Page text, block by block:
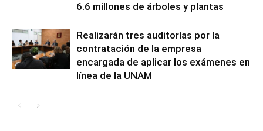
6.6 millones de árboles y plantas
Realizarán tres auditorías por la
contratación de la empresa
encargada de aplicar los exámenes en
línea de la UNAM